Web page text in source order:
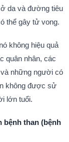
da và đường tiêu
thể gây tử vong.
không hiệu quả
quân nhân, các
và những người có
không được sử
lớn tuổi.
bệnh than (bệnh